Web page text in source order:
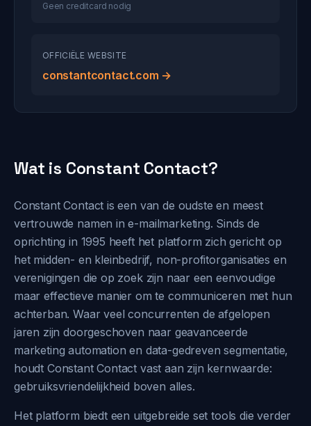
Geen creditcard nodig
OFFICIËLE WEBSITE
constantcontact.com →
Wat is Constant Contact?
Constant Contact is een van de oudste en meest
vertrouwde namen in e-mailmarketing. Sinds de
oprichting in 1995 heeft het platform zich gericht op
het midden- en kleinbedrijf, non-profitorganisaties en
verenigingen die op zoek zijn naar een eenvoudige
maar effectieve manier om te communiceren met hun
achterban. Waar veel concurrenten de afgelopen
jaren zijn doorgeschoven naar geavanceerde
marketing automation en data-gedreven segmentatie,
houdt Constant Contact vast aan zijn kernwaarde:
gebruiksvriendelijkheid boven alles.
Het platform biedt een uitgebreide set tools die verder